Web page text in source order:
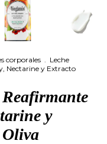
corporales . Leche
Nectarine y Extracto
y